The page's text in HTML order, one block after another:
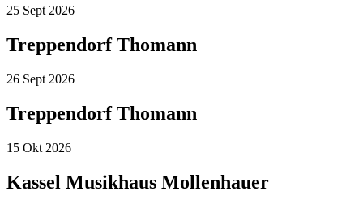
25 Sept 2026
Treppendorf Thomann
26 Sept 2026
Treppendorf Thomann
15 Okt 2026
Kassel Musikhaus Mollenhauer